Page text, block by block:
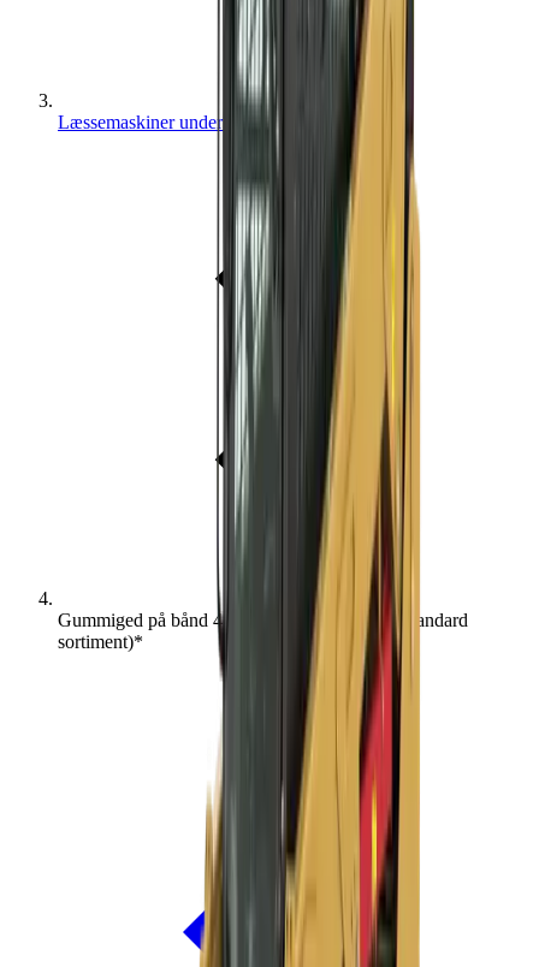
Læssemaskiner under 16 ton
Gummiged på bånd 4,2 t (skaffevare! - ikke i standard
sortiment)*